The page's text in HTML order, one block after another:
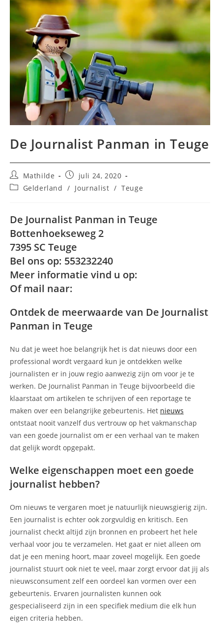
De Journalist Panman in Teuge
Bericht
auteur:
Mathilde
Bericht
gepubliceerd
op:
juli 24, 2020
Berichtcategorie:
Gelderland / Journalist / Teuge
De Journalist Panman in Teuge
Bottenhoekseweg 2
7395 SC Teuge
Bel ons op: 553232240
Meer informatie vind u op:
Of mail naar:
Ontdek de meerwaarde van De Journalist
Panman in Teuge
Nu dat je weet hoe belangrijk het is dat nieuws door een
professional wordt vergaard kun je ontdekken welke
journalisten er in jouw regio aanwezig zijn om voor je te
werken. De Journalist Panman in Teuge bijvoorbeeld die
klaarstaat om artikelen te schrijven of een reportage te
maken over een belangrijke gebeurtenis. Het nieuws
ontstaat nooit vanzelf dus vertrouw op het vakmanschap
van een goede journalist om er een verhaal van te maken
dat gelijk wordt opgepakt.
Welke eigenschappen moet een goede
journalist hebben?
Om nieuws te vergaren moet je natuurlijk nieuwsgierig zijn.
Een journalist is echter ook zorgvuldig en kritisch. Een
journalist checkt altijd zijn bronnen en probeert het hele
verhaal voor jou te verzamelen. Het gaat er niet alleen om
dat je een mening hoort, maar zoveel mogelijk. Een goede
journalist stuurt ook niet te veel, maar zorgt ervoor dat jij als
nieuwsconsument zelf een oordeel kan vormen over een
gebeurtenis. Ervaren journalisten kunnen ook
gespecialiseerd zijn in een specifiek medium die elk hun
eigen criteria hebben.